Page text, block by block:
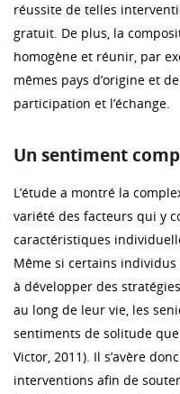
réussite de telles
gratuit. De plus, la
homogène et réunir, par
mêmes pays d’origine et
participation et l’échange.
Un sentiment
L’étude a montré la
variété des facteurs qui y
caractéristiques
Même si certains
à développer des
au long de leur vie, les
sentiments de solitude
Victor, 2011). Il s’avère
interventions afin de